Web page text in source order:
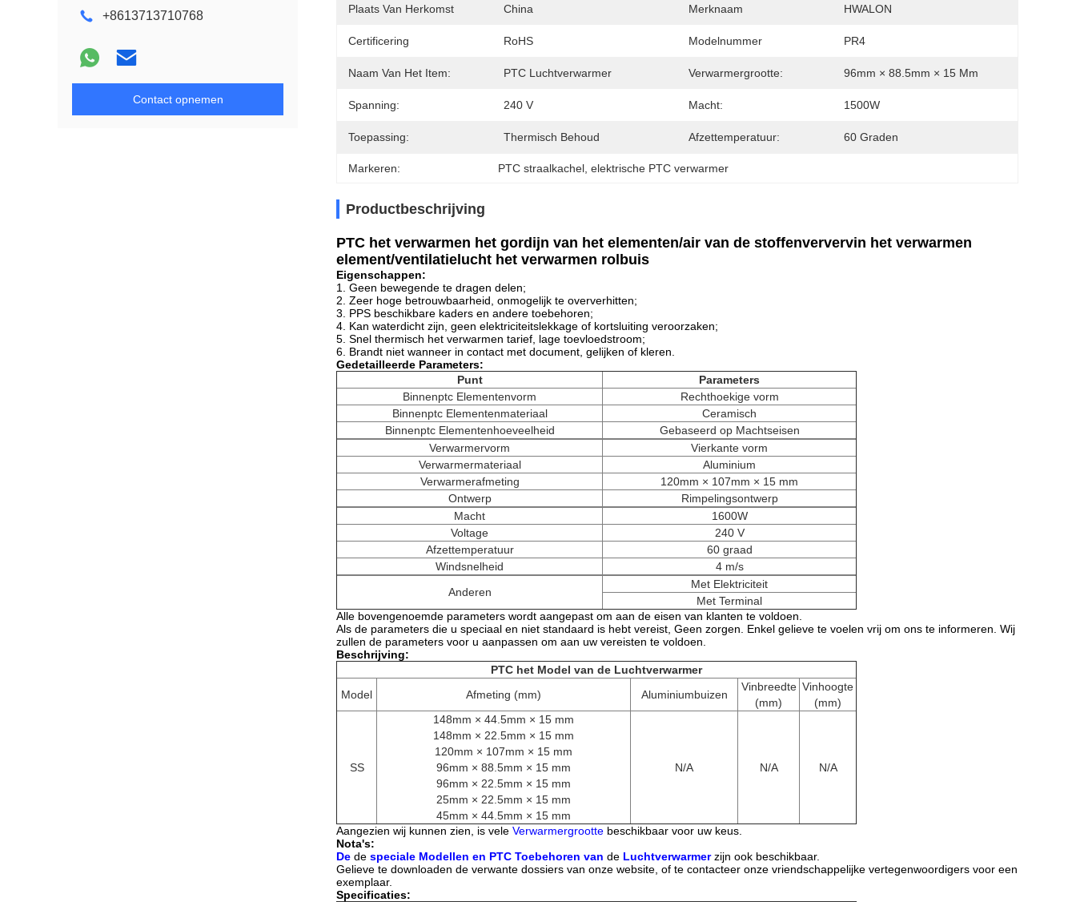
+8613713710768
Contact opnemen
Plaats Van Herkomst China Merknaam HWALON
Certificering RoHS Modelnummer PR4
Naam Van Het Item: PTC Luchtverwarmer Verwarmergrootte: 96mm × 88.5mm × 15 Mm
Spanning: 240 V Macht: 1500W
Toepassing: Thermisch Behoud Afzettemperatuur: 60 Graden
Markeren: PTC straalkachel , elektrische PTC verwarmer
Productbeschrijving
PTC het verwarmen het gordijn van het elementen/air van de stoffenververvin het verwarmen
element/ventilatielucht het verwarmen rolbuis
Eigenschappen:
1. Geen bewegende te dragen delen;
2. Zeer hoge betrouwbaarheid, onmogelijk te oververhitten;
3. PPS beschikbare kaders en andere toebehoren;
4. Kan waterdicht zijn, geen elektriciteitslekkage of kortsluiting veroorzaken;
5. Snel thermisch het verwarmen tarief, lage toevloedstroom;
6. Brandt niet wanneer in contact met document, gelijken of kleren.
Gedetailleerde Parameters:
Punt
Parameters
Binnenptc Elementenvorm
Rechthoekige vorm
Binnenptc Elementenmateriaal
Ceramisch
Binnenptc Elementenhoeveelheid
Gebaseerd op Machtseisen
Verwarmervorm
Vierkante vorm
Verwarmermateriaal
Aluminium
Verwarmerafmeting
120mm × 107mm × 15 mm
Ontwerp
Rimpelingsontwerp
Macht
1600W
Voltage
240 V
Afzettemperatuur
60 graad
Windsnelheid
4 m/s
Anderen
Met Elektriciteit
Met Terminal
Alle bovengenoemde parameters wordt aangepast om aan de eisen van klanten te voldoen.
Als de parameters die u speciaal en niet standaard is hebt vereist, Geen zorgen. Enkel gelieve te voelen vrij om ons te informeren. Wij
zullen de parameters voor u aanpassen om aan uw vereisten te voldoen.
Beschrijving:
PTC het Model van de Luchtverwarmer
Model
Afmeting (mm) Aluminiumbuizen
Vinbreedte
(mm)
Vinhoogte
(mm)
SS
148mm × 44.5mm × 15 mm
148mm × 22.5mm × 15 mm
120mm × 107mm × 15 mm
96mm × 88.5mm × 15 mm
96mm × 22.5mm × 15 mm
25mm × 22.5mm × 15 mm
45mm × 44.5mm × 15 mm
N/A N/A N/A
Aangezien wij kunnen zien, is vele Verwarmergrootte beschikbaar voor uw keus.
Nota's:
De de speciale Modellen en PTC Toebehoren van de Luchtverwarmerzijn ook beschikbaar.
Gelieve te downloaden de verwante dossiers van onze website, of te contacteer onze vriendschappelijke vertegenwoordigers voor een
exemplaar.
Specificaties: